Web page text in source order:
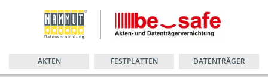
AKTEN FESTPLATTEN DATENTRÄGER